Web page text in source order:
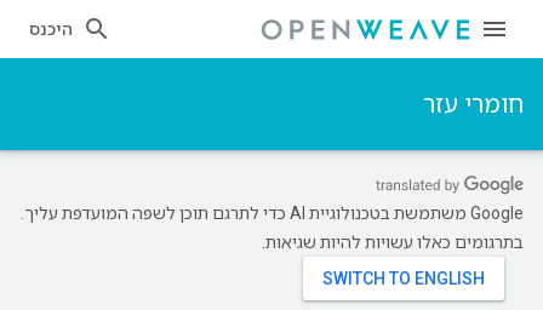
היכנס
חומרי עזר
‫Google משתמשת בטכנולוגיית AI כדי לתרגם תוכן לשפה המועדפת עליך.
בתרגומים כאלו עשויות להיות שגיאות.